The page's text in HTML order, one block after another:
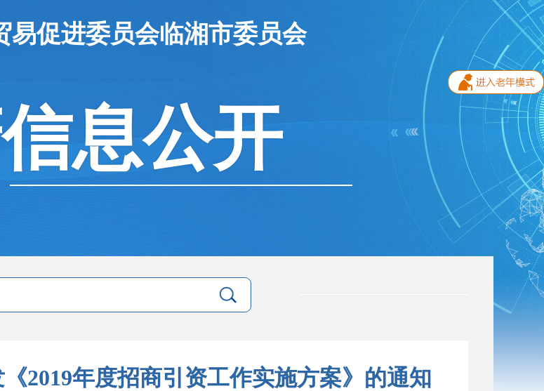
易促进委员会临湘市委员会
息公开
2019年度招商引资工作实施方案》的通知